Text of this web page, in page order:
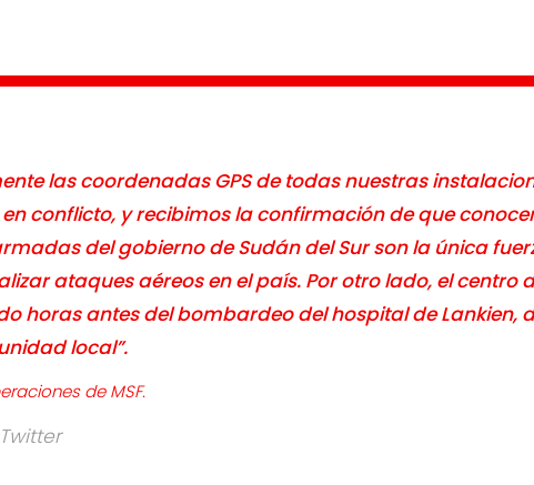
las coordenadas GPS de todas nuestras
conflicto, y recibimos la confirmación de que
del gobierno de Sudán del Sur son la única
ataques aéreos en el país. Por otro lado, el centro
horas antes del bombardeo del hospital de Lankien,
local”.
de MSF.